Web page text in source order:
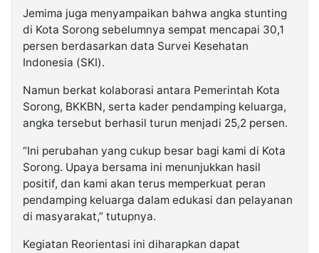
Jemima juga menyampaikan bahwa angka stunting
di Kota Sorong sebelumnya sempat mencapai 30,1
persen berdasarkan data Survei Kesehatan
Indonesia (SKI).
Namun berkat kolaborasi antara Pemerintah Kota
Sorong, BKKBN, serta kader pendamping keluarga,
angka tersebut berhasil turun menjadi 25,2 persen.
“Ini perubahan yang cukup besar bagi kami di Kota
Sorong. Upaya bersama ini menunjukkan hasil
positif, dan kami akan terus memperkuat peran
pendamping keluarga dalam edukasi dan pelayanan
di masyarakat,” tutupnya.
Kegiatan Reorientasi ini diharapkan dapat